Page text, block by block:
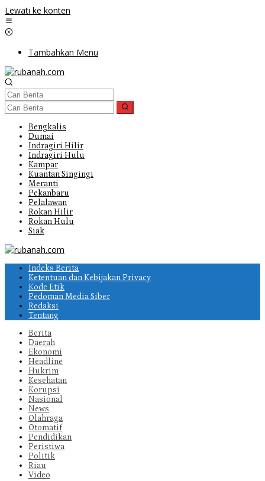
Lewati ke konten
Tambahkan Menu
Bengkalis
Dumai
Indragiri Hilir
Indragiri Hulu
Kampar
Kuantan Singingi
Meranti
Pekanbaru
Pelalawan
Rokan Hilir
Rokan Hulu
Siak
Indeks Berita
Ketentuan dan Kebijakan Privacy
Kode Etik
Pedoman Media Siber
Redaksi
Tentang
Berita
Daerah
Ekonomi
Headline
Hukrim
Kesehatan
Korupsi
Nasional
News
Olahraga
Otomatif
Pendidikan
Peristiwa
Politik
Riau
Video